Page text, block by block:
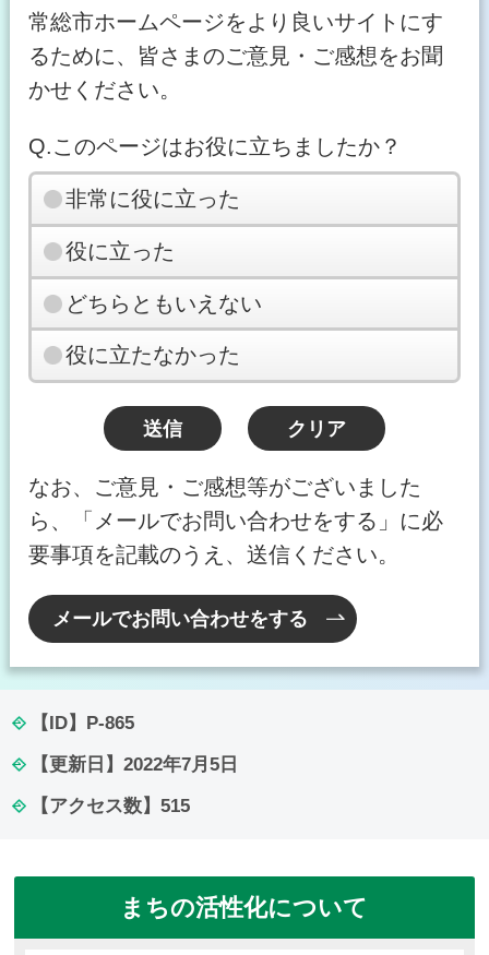
常総市ホームページをより良いサイトにす
るために、皆さまのご意見・ご感想をお聞
かせください。
Q.このページはお役に立ちましたか？
非常に役に立った
役に立った
どちらともいえない
役に立たなかった
なお、ご意見・ご感想等がございました
ら、「メールでお問い合わせをする」に必
要事項を記載のうえ、送信ください。
メールでお問い合わせをする
【ID】 P-865
【更新日】 2022年7月5日
【アクセス数】 515
まちの活性化について